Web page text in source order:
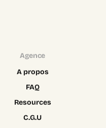
Agence
A propos
FAQ
Resources
C.G.U